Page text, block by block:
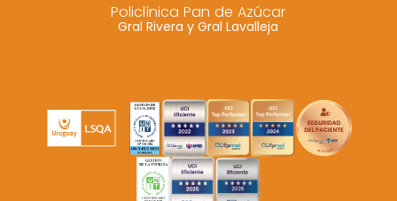
Policlínica Pan de Azúcar
Gral Rivera y Gral Lavalleja